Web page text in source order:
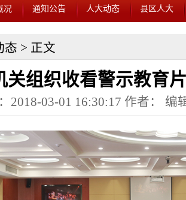
况 通知公告 人大动态 县区人大
态 > 正文
关组织收看警示教育
2018-03-01 16:30:17 作者： 编